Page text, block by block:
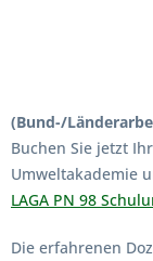
(Bund-/
Buchen Sie jetzt
Umweltakademie
LAGA PN 98
Die erfahrenen